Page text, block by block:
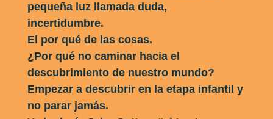
pequeña luz llamada duda,
incertidumbre.
El por qué de las cosas.
¿Por qué no caminar hacia el
descubrimiento de nuestro mundo?
Empezar a descubrir en la etapa infantil y
no parar jamás.